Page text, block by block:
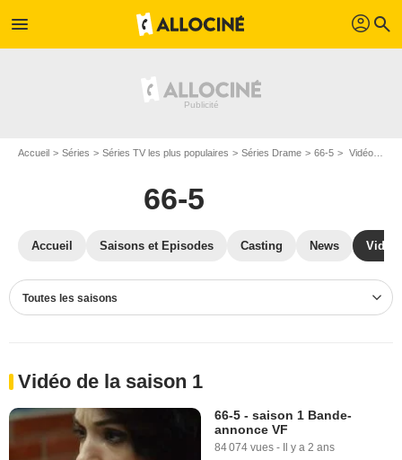
menu profil search
Accueil Séries Séries TV les plus populaires Séries Drame 66-5 Vidéos 66-5
66-5
Accueil Saisons et Episodes Casting News
Toutes les saisons
Vidéo de la saison 1
66-5 - saison 1 Bande-
annonce VF
84 074 vues - Il y a 2 ans